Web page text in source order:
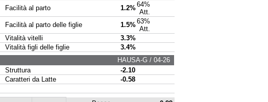
Facilità al parto 1.2%64%
Att.
Facilità al parto delle figlie 1.5%63%
Att.
Vitalità vitelli
3.3%
Vitalità figli delle figlie
3.4%
HAUSA-G / 04-26
Struttura
-2.10
Caratteri da Latte
-0.58